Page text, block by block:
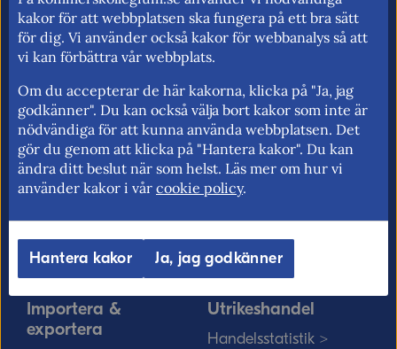
för fri rörlighet på EU:s inre marknad.
Kommerskollegium
Jobba hos oss >
Sök medarbetare >
Vårt uppdrag på
minoritetsspråk och
teckenspråk >
EU-rätten
Utan personnummer i
Sverige >
Solvit löser problem i EU
Myndigheter, kommuner
och EU-rätten >
Importera &
exportera
Utrikeshandel
Handelsstatistik >
kakor för att webbplatsen ska fungera på ett bra sätt
för dig. Vi använder också kakor för webbanalys så att
vi kan förbättra vår webbplats.
Om du accepterar de här kakorna, klicka på "Ja, jag
godkänner". Du kan också välja bort kakor som inte är
nödvändiga för att kunna använda webbplatsen. Det
gör du genom att klicka på "Hantera kakor". Du kan
ändra ditt beslut när som helst. Läs mer om hur vi
använder kakor i vår cookie policy.
Hantera kakor Ja, jag godkänner